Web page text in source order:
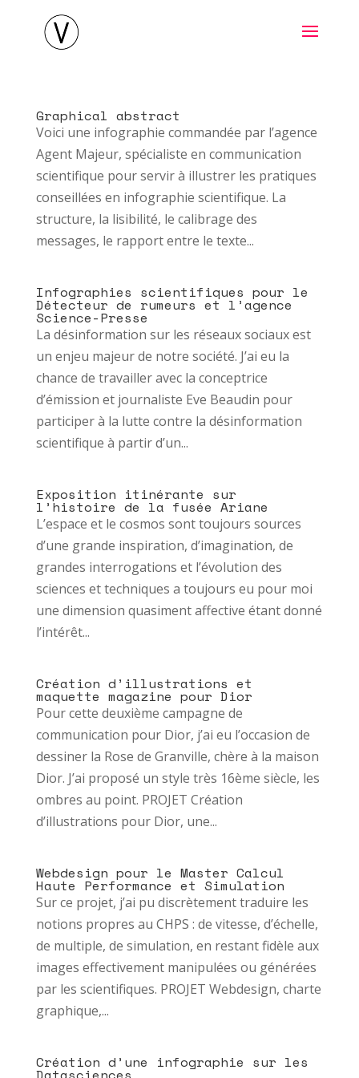
Graphical abstract
Voici une infographie commandée par l’agence
Agent Majeur, spécialiste en communication
scientifique pour servir à illustrer les pratiques
conseillées en infographie scientifique. La
structure, la lisibilité, le calibrage des
messages, le rapport entre le texte...
Infographies scientifiques pour le
Détecteur de rumeurs et l’agence
Science-Presse
La désinformation sur les réseaux sociaux est
un enjeu majeur de notre société. J’ai eu la
chance de travailler avec la conceptrice
d’émission et journaliste Eve Beaudin pour
participer à la lutte contre la désinformation
scientifique à partir d’un...
Exposition itinérante sur
l’histoire de la fusée Ariane
L’espace et le cosmos sont toujours sources
d’une grande inspiration, d’imagination, de
grandes interrogations et l’évolution des
sciences et techniques a toujours eu pour moi
une dimension quasiment affective étant donné
l’intérêt...
Création d’illustrations et
maquette magazine pour Dior
Pour cette deuxième campagne de
communication pour Dior, j’ai eu l’occasion de
dessiner la Rose de Granville, chère à la maison
Dior. J’ai proposé un style très 16ème siècle, les
ombres au point. PROJET Création
d’illustrations pour Dior, une...
Webdesign pour le Master Calcul
Haute Performance et Simulation
Sur ce projet, j’ai pu discrètement traduire les
notions propres au CHPS : de vitesse, d’échelle,
de multiple, de simulation, en restant fidèle aux
images effectivement manipulées ou générées
par les scientifiques. PROJET Webdesign, charte
graphique,...
Création d’une infographie sur les